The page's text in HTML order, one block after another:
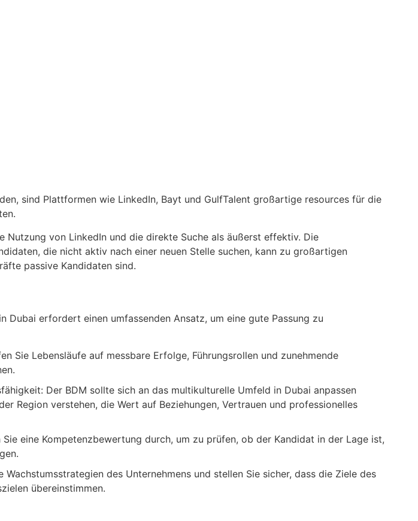
sind Plattformen wie LinkedIn, Bayt und GulfTalent großartige resources für die
Nutzung von LinkedIn und die direkte Suche als äußerst effektiv. Die
die nicht aktiv nach einer neuen Stelle suchen, kann zu großartigen
passive Kandidaten sind.
Dubai erfordert einen umfassenden Ansatz, um eine gute Passung zu
Sie Lebensläufe auf messbare Erfolge, Führungsrollen und zunehmende
Der BDM sollte sich an das multikulturelle Umfeld in Dubai anpassen
Region verstehen, die Wert auf Beziehungen, Vertrauen und professionelles
eine Kompetenzbewertung durch, um zu prüfen, ob der Kandidat in der Lage ist,
Wachstumsstrategien des Unternehmens und stellen Sie sicher, dass die Ziele des
übereinstimmen.